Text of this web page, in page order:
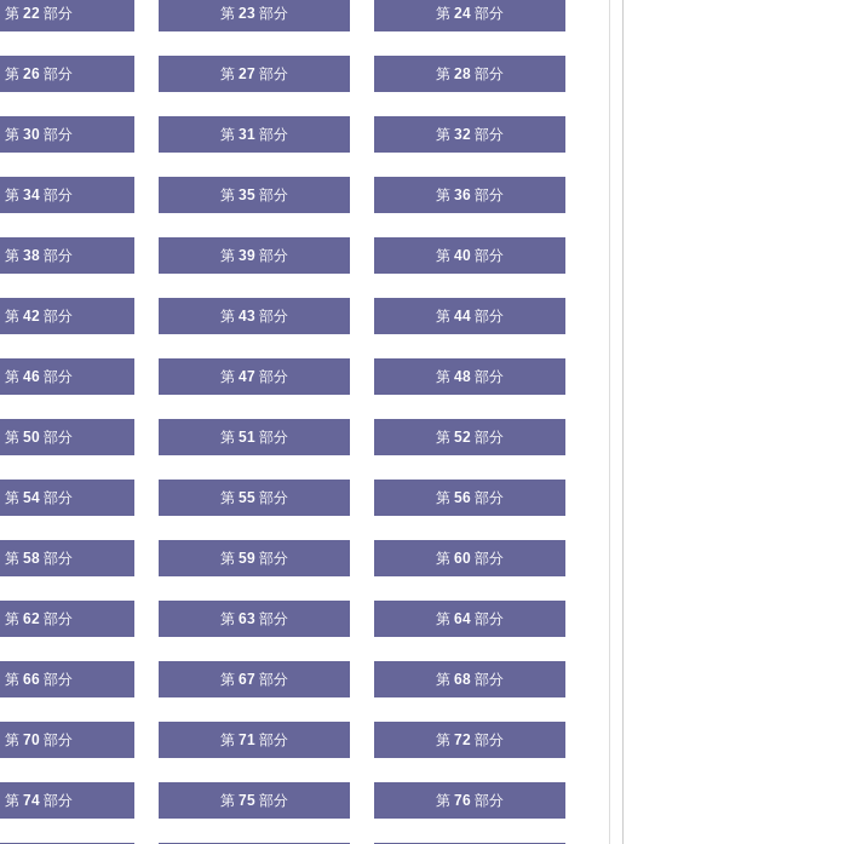
第 22 部分 第 23 部分 第 24 部分
第 26 部分 第 27 部分 第 28 部分
第 30 部分 第 31 部分 第 32 部分
第 34 部分 第 35 部分 第 36 部分
第 38 部分 第 39 部分 第 40 部分
第 42 部分 第 43 部分 第 44 部分
第 46 部分 第 47 部分 第 48 部分
第 50 部分 第 51 部分 第 52 部分
第 54 部分 第 55 部分 第 56 部分
第 58 部分 第 59 部分 第 60 部分
第 62 部分 第 63 部分 第 64 部分
第 66 部分 第 67 部分 第 68 部分
第 70 部分 第 71 部分 第 72 部分
第 74 部分 第 75 部分 第 76 部分